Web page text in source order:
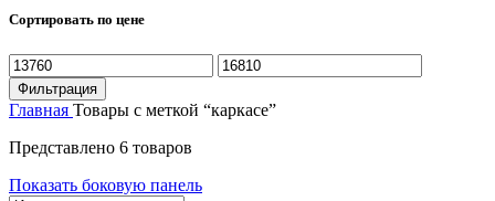
Сортировать по цене
Минимальная
цена
Максимальная
цена
Фильтрация
Главная Товары с меткой “каркасе”
Представлено 6 товаров
Показать боковую панель